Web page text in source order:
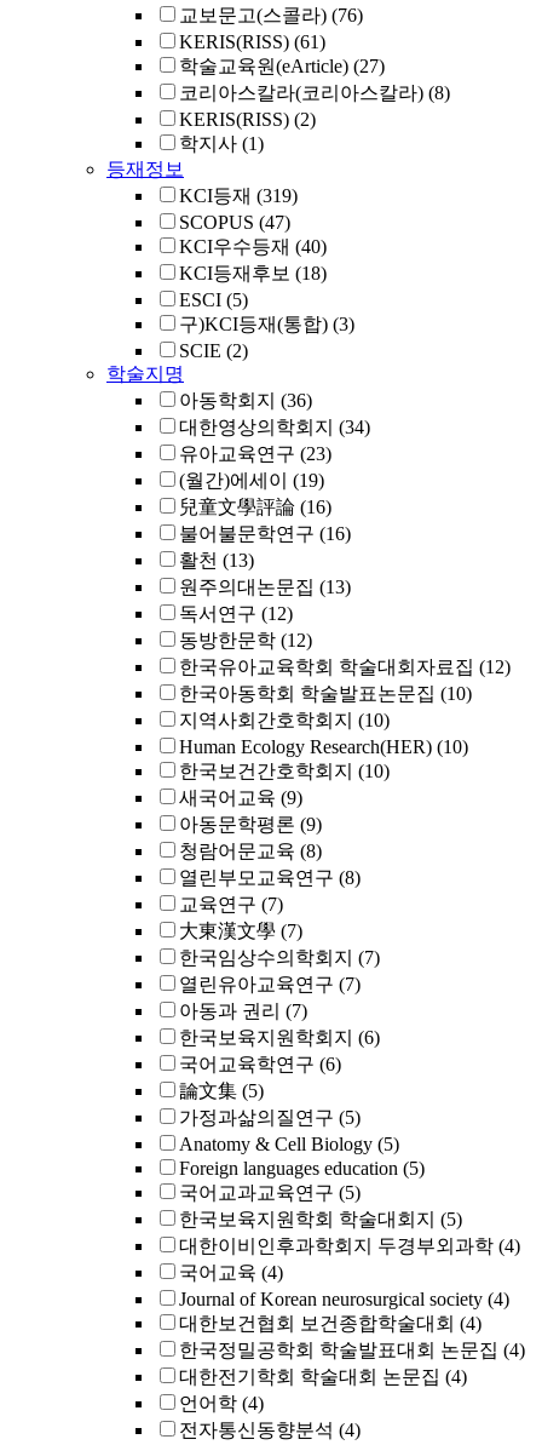
교보문고(스콜라) (76)
KERIS(RISS) (61)
학술교육원(eArticle) (27)
코리아스칼라(코리아스칼라) (8)
KERIS(RISS) (2)
학지사 (1)
등재정보
KCI등재 (319)
SCOPUS (47)
KCI우수등재 (40)
KCI등재후보 (18)
ESCI (5)
구)KCI등재(통합) (3)
SCIE (2)
학술지명
아동학회지 (36)
대한영상의학회지 (34)
유아교육연구 (23)
(월간)에세이
(19)
兒童文學評論 (16)
불어불문학연구 (16)
활천 (13)
원주의대논문집 (13)
독서연구 (12)
동방한문학 (12)
한국유아교육학회 학술대회자료집 (12)
한국아동학회 학술발표논문집 (10)
지역사회간호학회지 (10)
Human Ecology Research(HER) (10)
한국보건간호학회지 (10)
새국어교육 (9)
아동문학평론 (9)
청람어문교육 (8)
열린부모교육연구 (8)
교육연구 (7)
大東漢文學 (7)
한국임상수의학회지 (7)
열린유아교육연구 (7)
아동과 권리 (7)
한국보육지원학회지 (6)
국어교육학연구 (6)
論文集 (5)
가정과삶의질연구 (5)
Anatomy & Cell Biology (5)
Foreign languages education (5)
국어교과교육연구 (5)
한국보육지원학회 학술대회지 (5)
대한이비인후과학회지 두경부외과학 (4)
국어교육 (4)
Journal of Korean neurosurgical society (4)
대한보건협회 보건종합학술대회 (4)
한국정밀공학회 학술발표대회 논문집 (4)
대한전기학회 학술대회 논문집 (4)
언어학 (4)
전자통신동향분석 (4)